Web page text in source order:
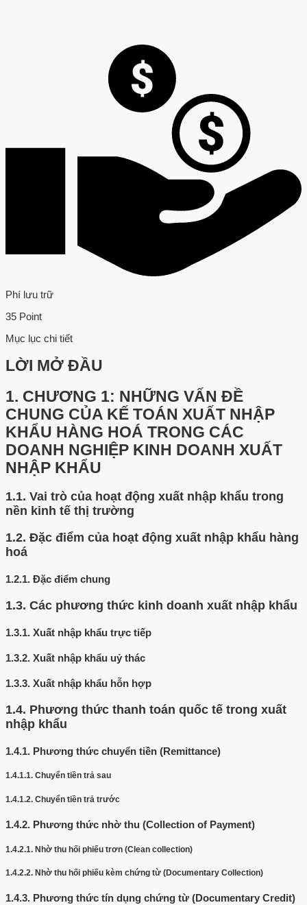
Phí lưu trữ
35 Point
Mục lục chi tiết
LỜI MỞ ĐẦU
1. CHƯƠNG 1: NHỮNG VẤN ĐỀ
CHUNG CỦA KẾ TOÁN XUẤT NHẬP
KHẨU HÀNG HOÁ TRONG CÁC
DOANH NGHIỆP KINH DOANH XUẤT
NHẬP KHẨU
1.1. Vai trò của hoạt động xuất nhập khẩu trong
nền kinh tế thị trường
1.2. Đặc điểm của hoạt động xuất nhập khẩu hàng
hoá
1.2.1. Đặc điểm chung
1.3. Các phương thức kinh doanh xuất nhập khẩu
1.3.1. Xuất nhập khẩu trực tiếp
1.3.2. Xuất nhập khẩu uỷ thác
1.3.3. Xuất nhập khẩu hỗn hợp
1.4. Phương thức thanh toán quốc tế trong xuất
nhập khẩu
1.4.1. Phương thức chuyển tiền (Remittance)
1.4.1.1. Chuyển tiền trả sau
1.4.1.2. Chuyển tiền trả trước
1.4.2. Phương thức nhờ thu (Collection of Payment)
1.4.2.1. Nhờ thu hối phiếu trơn (Clean collection)
1.4.2.2. Nhờ thu hối phiếu kèm chứng từ (Documentary Collection)
1.4.3. Phương thức tín dụng chứng từ (Documentary Credit)